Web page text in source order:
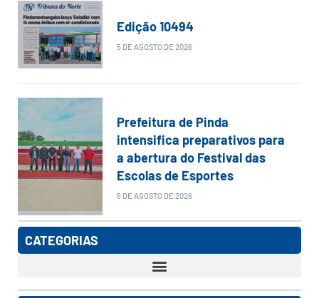
Edição 10494
5 DE AGOSTO DE 2026
Prefeitura de Pinda
intensifica preparativos para
a abertura do Festival das
Escolas de Esportes
5 DE AGOSTO DE 2026
CATEGORIAS